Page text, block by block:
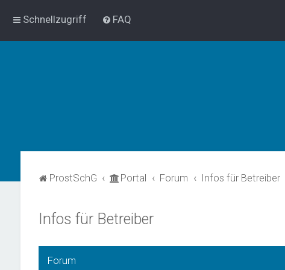
Schnellzugriff FAQ
ProstSchG Portal Forum Infos für Betreiber
Infos für Betreiber
Forum